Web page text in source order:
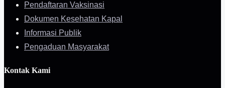
Pendaftaran Vaksinasi
Dokumen Kesehatan Kapal
Informasi Publik
Pengaduan Masyarakat
Kontak Kami